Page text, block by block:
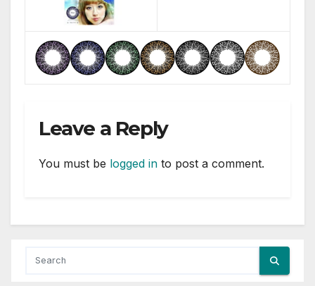
Leave a Reply
You must be logged in to post a comment.